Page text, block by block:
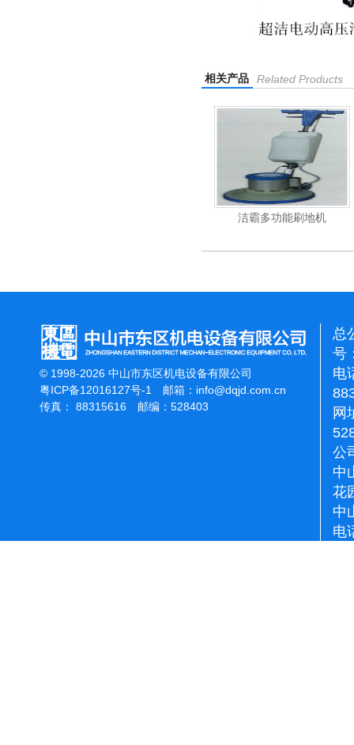
相关产品 Related Products
洁霸多功能刷地机
© 1998-2026 中山市东区机电设备有限公司
粤ICP备12016127号-1
邮箱： info@dqjd.com.cn
传真： 88315616 邮编：528403
总
号
电
网
公
中
花
中
电